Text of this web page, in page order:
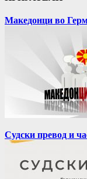
Македонци во
Судски превод и